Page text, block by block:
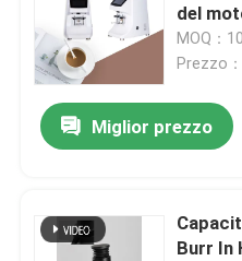
del
MOQ：
Prezzo
Miglior prezzo
Burr In